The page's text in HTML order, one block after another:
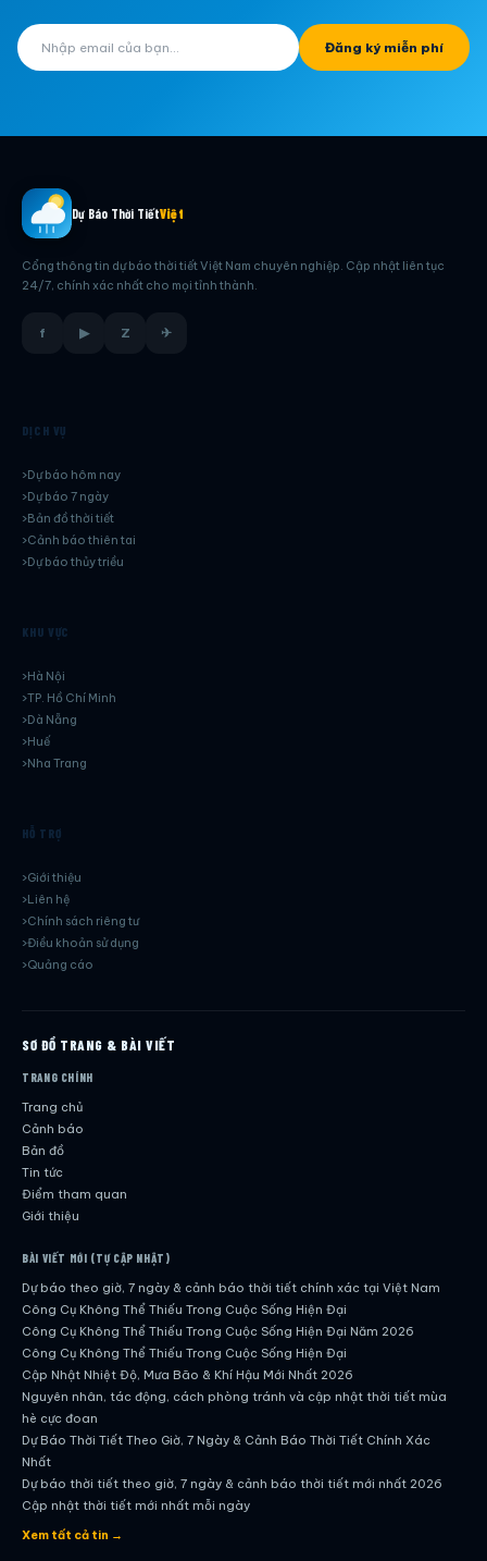
Đăng ký miễn phí
Dự Báo Thời TiếtViệt
Cổng thông tin dự báo thời tiết Việt Nam chuyên nghiệp. Cập nhật liên tục
24/7, chính xác nhất cho mọi tỉnh thành.
f ▶ Z ✈
DỊCH VỤ
Dự báo hôm nay
Dự báo 7 ngày
Bản đồ thời tiết
Cảnh báo thiên tai
Dự báo thủy triều
KHU VỰC
Hà Nội
TP. Hồ Chí Minh
Dà Nẵng
Huế
Nha Trang
HỖ TRỢ
Giới thiệu
Liên hệ
Chính sách riêng tư
Điều khoản sử dụng
Quảng cáo
SƠ ĐỒ TRANG & BÀI VIẾT
TRANG CHÍNH
Trang chủ
Cảnh báo
Bản đồ
Tin tức
Điểm tham quan
Giới thiệu
BÀI VIẾT MỚI (TỰ CẬP NHẬT)
Dự báo theo giờ, 7 ngày & cảnh báo thời tiết chính xác tại Việt Nam
Công Cụ Không Thể Thiếu Trong Cuộc Sống Hiện Đại
Công Cụ Không Thể Thiếu Trong Cuộc Sống Hiện Đại Năm 2026
Công Cụ Không Thể Thiếu Trong Cuộc Sống Hiện Đại
Cập Nhật Nhiệt Độ, Mưa Bão & Khí Hậu Mới Nhất 2026
Nguyên nhân, tác động, cách phòng tránh và cập nhật thời tiết mùa
hè cực đoan
Dự Báo Thời Tiết Theo Giờ, 7 Ngày & Cảnh Báo Thời Tiết Chính Xác
Nhất
Dự báo thời tiết theo giờ, 7 ngày & cảnh báo thời tiết mới nhất 2026
Cập nhật thời tiết mới nhất mỗi ngày
Hướng dẫn đầy đủ về dự báo thời tiết hiện đại
Xem tất cả tin →